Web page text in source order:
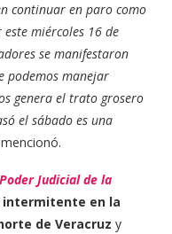
continuar en paro como
miércoles 16 de
se manifestaron
podemos manejar
genera el trato grosero
el sábado es una
mencionó.
Poder Judicial de la
intermitente en la
de Veracruz y